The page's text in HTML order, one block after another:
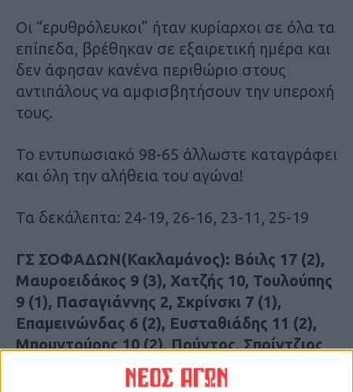
Οι “ερυθρόλευκοι” ήταν κυρίαρχοι σε όλα τα
επίπεδα, βρέθηκαν σε εξαιρετική ημέρα και
δεν άφησαν κανένα περιθώριο στους
αντιπάλους να αμφισβητήσουν την υπεροχή
τους.
Το εντυπωσιακό 98-65 άλλωστε καταγράφει
και όλη την αλήθεια του αγώνα!
Τα δεκάλεπτα: 24-19, 26-16, 23-11, 25-19
ΓΣ ΣΟΦΑΔΩΝ(Κακλαμάνος): Βόιλς 17 (2),
Μαυροειδάκος 9 (3), Χατζής 10, Τουλούπης
9 (1), Πασαγιάννης 2, Σκρίνσκι 7 (1),
Επαμεινώνδας 6 (2), Ευσταθιάδης 11 (2),
Μπουντούρης 10 (2), Πούντος, Σπρίντζιος
14 (3), Καμπερίδης 3